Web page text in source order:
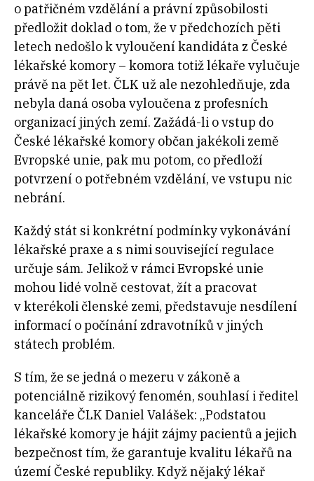
o patřičném vzdělání a právní způsobilosti
předložit doklad o tom, že v předchozích pěti
letech nedošlo k vyloučení kandidáta z České
lékařské komory – komora totiž lékaře vylučuje
právě na pět let. ČLK už ale nezohledňuje, zda
nebyla daná osoba vyloučena z profesních
organizací jiných zemí. Zažádá-li o vstup do
České lékařské komory občan jakékoli země
Evropské unie, pak mu potom, co předloží
potvrzení o potřebném vzdělání, ve vstupu nic
nebrání.
Každý stát si konkrétní podmínky vykonávání
lékařské praxe a s nimi související regulace
určuje sám. Jelikož v rámci Evropské unie
mohou lidé volně cestovat, žít a pracovat
v kterékoli členské zemi, představuje nesdílení
informací o počínání zdravotníků v jiných
státech problém.
S tím, že se jedná o mezeru v zákoně a
potenciálně rizikový fenomén, souhlasí i ředitel
kanceláře ČLK Daniel Valášek: „Podstatou
lékařské komory je hájit zájmy pacientů a jejich
bezpečnost tím, že garantuje kvalitu lékařů na
území České republiky. Když nějaký lékař